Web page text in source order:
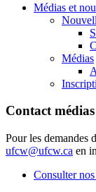
Médias et
Médias
Contact médias
Pour les demandes
ufcw@ufcw.ca en
Consulter